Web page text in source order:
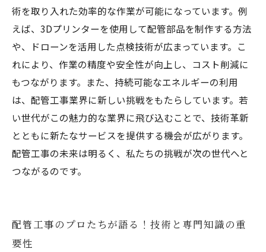
術を取り入れた効率的な作業が可能になっています。例
えば、3Dプリンターを使用して配管部品を制作する方法
や、ドローンを活用した点検技術が広まっています。こ
れにより、作業の精度や安全性が向上し、コスト削減に
もつながります。また、持続可能なエネルギーの利用
は、配管工事業界に新しい挑戦をもたらしています。若
い世代がこの魅力的な業界に飛び込むことで、技術革新
とともに新たなサービスを提供する機会が広がります。
配管工事の未来は明るく、私たちの挑戦が次の世代へと
つながるのです。
配管工事のプロたちが語る！技術と専門知識の重
要性